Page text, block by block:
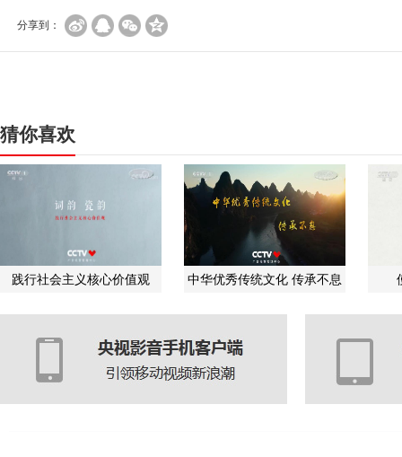
分享到：
猜你喜欢
践行社会主义核心价值观 中华优秀传统文化 传承不息